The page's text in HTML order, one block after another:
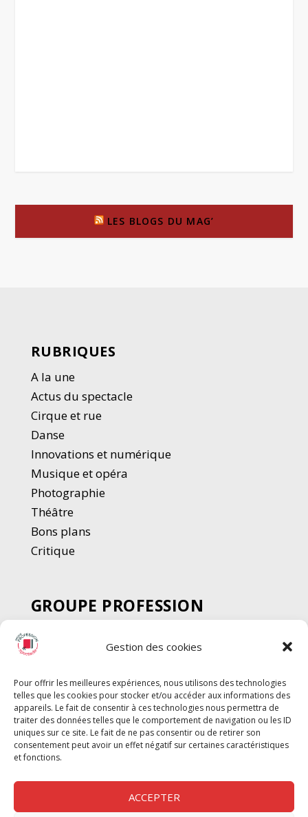
Gestion des cookies
Pour offrir les meilleures expériences, nous utilisons des technologies
telles que les cookies pour stocker et/ou accéder aux informations des
appareils. Le fait de consentir à ces technologies nous permettra de
traiter des données telles que le comportement de navigation ou les ID
uniques sur ce site. Le fait de ne pas consentir ou de retirer son
consentement peut avoir un effet négatif sur certaines caractéristiques
et fonctions.
ACCEPTER
LES BLOGS DU MAG’
RUBRIQUES
A la une
Actus du spectacle
Cirque et rue
Danse
Innovations et numérique
Musique et opéra
Photographie
Théâtre
Bons plans
Critique
GROUPE PROFESSION
SPECTACLE
Chèque Intermittents
Chèque Compta
Chèque Emploi Spectacle
G-Pods
Profession Audio-visuel